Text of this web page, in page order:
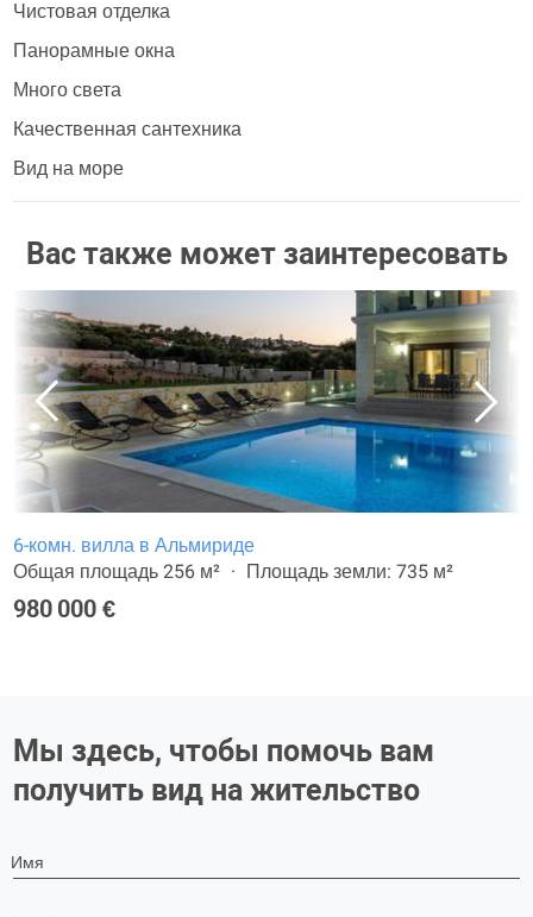
Чистовая отделка
Панорамные окна
Много света
Качественная сантехника
Вид на море
Вас также может заинтересовать
6-комн. вилла в Альмириде
Общая площадь 256 м²
Площадь земли: 735 м²
980 000 €
Мы здесь, чтобы помочь вам
получить вид на жительство
Имя